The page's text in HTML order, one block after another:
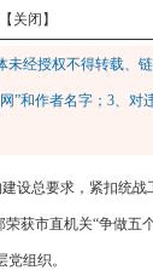
【关闭】
未经授权不得转载、
”和作者名字；3、对
设总要求，紧扣统战
获市直机关“争做五
组织。